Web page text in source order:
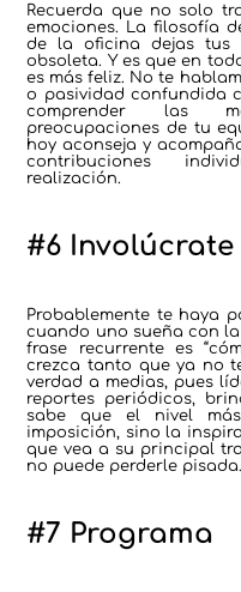
Recuerda que no solo
emociones. La filosofía
de la oficina dejas tus
obsoleta. Y es que en
es más feliz. No te
o pasividad confundida
comprender las
preocupaciones de tu
hoy aconseja y
contribuciones
realización.
#6 Involúcrate
Probablemente te haya
cuando uno sueña con
frase recurrente es
crezca tanto que ya no
verdad a medias, pues
reportes periódicos,
sabe que el nivel
imposición, sino la
que vea a su principal
no puede perderle pisada.
#7 Programa